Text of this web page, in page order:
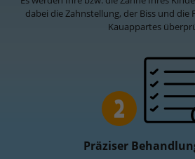
dabei die Zahnstellung, der Biss und die
Kauappartes
2
Präziser